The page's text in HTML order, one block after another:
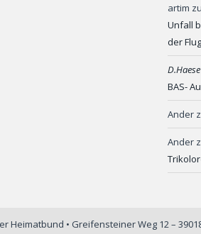
artim
Unfall
der
BAS-
Ander
Ander
Heimatbund • Greifensteiner Weg 12 –